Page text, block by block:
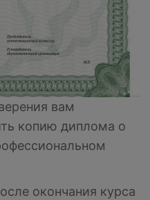
вам
копию диплома о
окончания курса